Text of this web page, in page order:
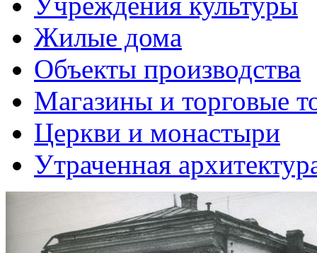
Жилые дома
Объекты производства
Магазины и торговые
Церкви и монастыри
Утраченная